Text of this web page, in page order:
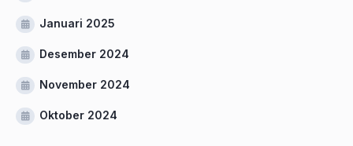
Januari 2025
Desember 2024
November 2024
Oktober 2024